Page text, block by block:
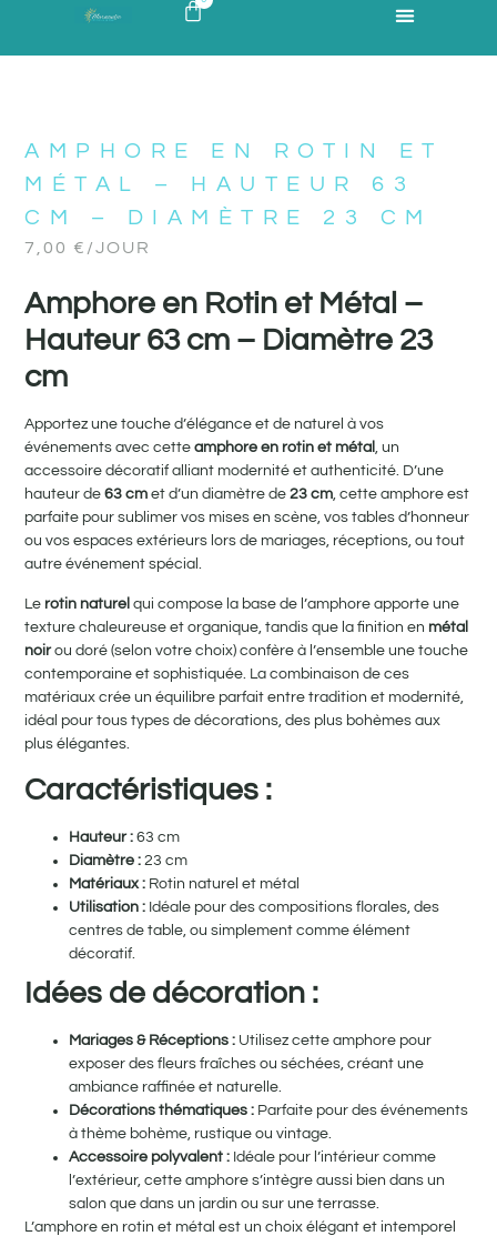
AMPHORE EN ROTIN ET
MÉTAL – HAUTEUR 63
CM – DIAMÈTRE 23 CM
7,00 € /JOUR
Amphore en Rotin et Métal –
Hauteur 63 cm – Diamètre 23
cm
Apportez une touche d’élégance et de naturel à vos
événements avec cetteamphore en rotin et métal, un
accessoire décoratif alliant modernité et authenticité. D’une
hauteur de63 cm et d’un diamètre de23 cm, cette amphore est
parfaite pour sublimer vos mises en scène, vos tables d’honneur
ou vos espaces extérieurs lors de mariages, réceptions, ou tout
autre événement spécial.
Le rotin naturel qui compose la base de l’amphore apporte une
texture chaleureuse et organique, tandis que la finition en métal
noirou doré (selon votre choix) confère à l’ensemble une touche
contemporaine et sophistiquée. La combinaison de ces
matériaux crée un équilibre parfait entre tradition et modernité,
idéal pour tous types de décorations, des plus bohèmes aux
plus élégantes.
Caractéristiques :
Hauteur : 63 cm
Diamètre : 23 cm
Matériaux : Rotin naturel et métal
Utilisation : Idéale pour des compositions florales, des
centres de table, ou simplement comme élément
décoratif.
Idées de décoration :
Mariages & Réceptions : Utilisez cette amphore pour
exposer des fleurs fraîches ou séchées, créant une
ambiance raffinée et naturelle.
Décorations thématiques : Parfaite pour des événements
à thème bohème, rustique ou vintage.
Accessoire polyvalent : Idéale pour l’intérieur comme
l’extérieur, cette amphore s’intègre aussi bien dans un
salon que dans un jardin ou sur une terrasse.
L’amphore en rotin et métal est un choix élégant et intemporel